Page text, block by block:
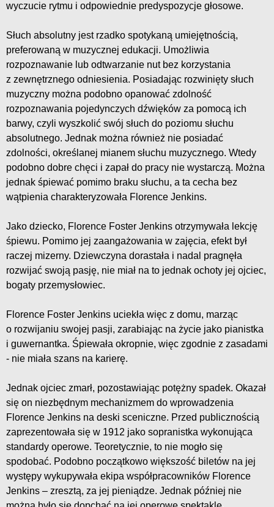
wyczucie rytmu i odpowiednie predyspozycje głosowe.
Słuch absolutny jest rzadko spotykaną umiejętnością,
preferowaną w muzycznej edukacji. Umożliwia
rozpoznawanie lub odtwarzanie nut bez korzystania
z zewnętrznego odniesienia. Posiadając rozwinięty słuch
muzyczny można podobno opanować zdolność
rozpoznawania pojedynczych dźwięków za pomocą ich
barwy, czyli wyszkolić swój słuch do poziomu słuchu
absolutnego. Jednak można również nie posiadać
zdolności, określanej mianem słuchu muzycznego. Wtedy
podobno dobre chęci i zapał do pracy nie wystarczą. Można
jednak śpiewać pomimo braku słuchu, a ta cecha bez
wątpienia charakteryzowała Florence Jenkins.
Jako dziecko, Florence Foster Jenkins otrzymywała lekcję
śpiewu. Pomimo jej zaangażowania w zajęcia, efekt był
raczej mizerny. Dziewczyna dorastała i nadal pragnęła
rozwijać swoją pasję, nie miał na to jednak ochoty jej ojciec,
bogaty przemysłowiec.
Florence Foster Jenkins uciekła więc z domu, marząc
o rozwijaniu swojej pasji, zarabiając na życie jako pianistka
i guwernantka. Śpiewała okropnie, więc zgodnie z zasadami
- nie miała szans na karierę.
Jednak ojciec zmarł, pozostawiając potężny spadek. Okazał
się on niezbędnym mechanizmem do wprowadzenia
Florence Jenkins na deski sceniczne. Przed publicznością
zaprezentowała się w 1912 jako sopranistka wykonująca
standardy operowe. Teoretycznie, to nie mogło się
spodobać. Podobno początkowo większość biletów na jej
występy wykupywała ekipa współpracowników Florence
Jenkins – zresztą, za jej pieniądze. Jednak później nie